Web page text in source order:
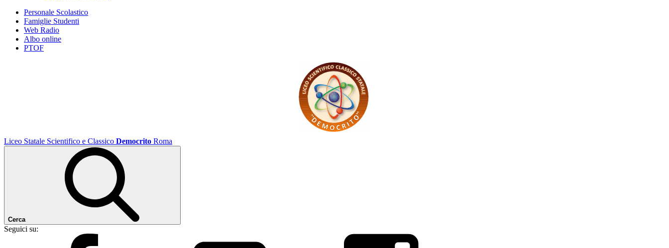
Personale Scolastico
Famiglie Studenti
Web Radio
Albo online
PTOF
Liceo Statale Scientifico e Classico Democrito Roma
Cerca
Seguici su: